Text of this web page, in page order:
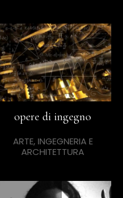
opere di ingegno
ARTE, INGEGNERIA E
ARCHITETTURA